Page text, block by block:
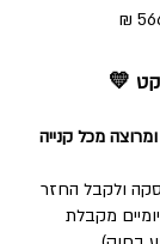
מבצע
💛
מכל קנייה
ולקבל החזר
מקבלת